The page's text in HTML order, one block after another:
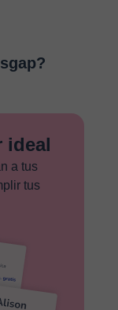
ideal
a tus
tus